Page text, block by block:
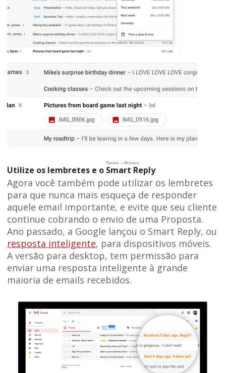
Utilize os lembretes e o Smart Reply
Agora você também pode utilizar os lembretes
para que nunca mais esqueça de responder
aquele email importante, e evite que seu cliente
continue cobrando o envio de uma Proposta.
Ano passado, a Google lançou o Smart Reply, ou
resposta inteligente, para dispositivos móveis.
A versão para desktop, tem permissão para
enviar uma resposta inteligente à grande
maioria de emails recebidos.